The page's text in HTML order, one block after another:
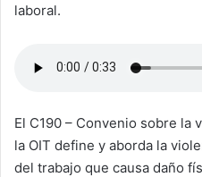
laboral.
El C190 – Convenio sobre la
la OIT define y aborda la
del trabajo que causa daño